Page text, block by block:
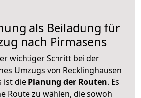
als Beiladung für
nach Pirmasens
wichtiger Schritt bei der
Umzugs von Recklinghausen
ist die Planung der Routen. Es
Route zu wählen, die sowohl